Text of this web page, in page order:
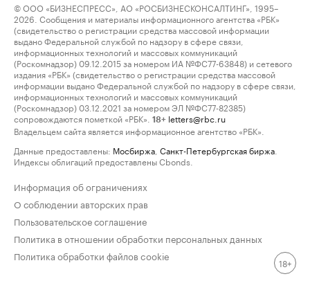
© ООО «БИЗНЕСПРЕСС», АО «РОСБИЗНЕСКОНСАЛТИНГ», 1995–
2026. Сообщения и материалы информационного агентства «РБК»
(свидетельство о регистрации средства массовой информации
выдано Федеральной службой по надзору в сфере связи,
информационных технологий и массовых коммуникаций
(Роскомнадзор) 09.12.2015 за номером ИА №ФС77-63848) и сетевого
издания «РБК» (свидетельство о регистрации средства массовой
информации выдано Федеральной службой по надзору в сфере связи,
информационных технологий и массовых коммуникаций
(Роскомнадзор) 03.12.2021 за номером ЭЛ №ФС77-82385)
сопровождаются пометкой «РБК».
18+ letters@rbc.ru
Владельцем сайта является информационное агентство «РБК».
Данные предоставлены: Мосбиржа Санкт-Петербургская биржа
Индексы облигаций предоставлены Cbonds.
Информация об ограничениях
О соблюдении авторских прав
Пользовательское соглашение
Политика в отношении обработки персональных данных
Политика обработки файлов cookie
18+